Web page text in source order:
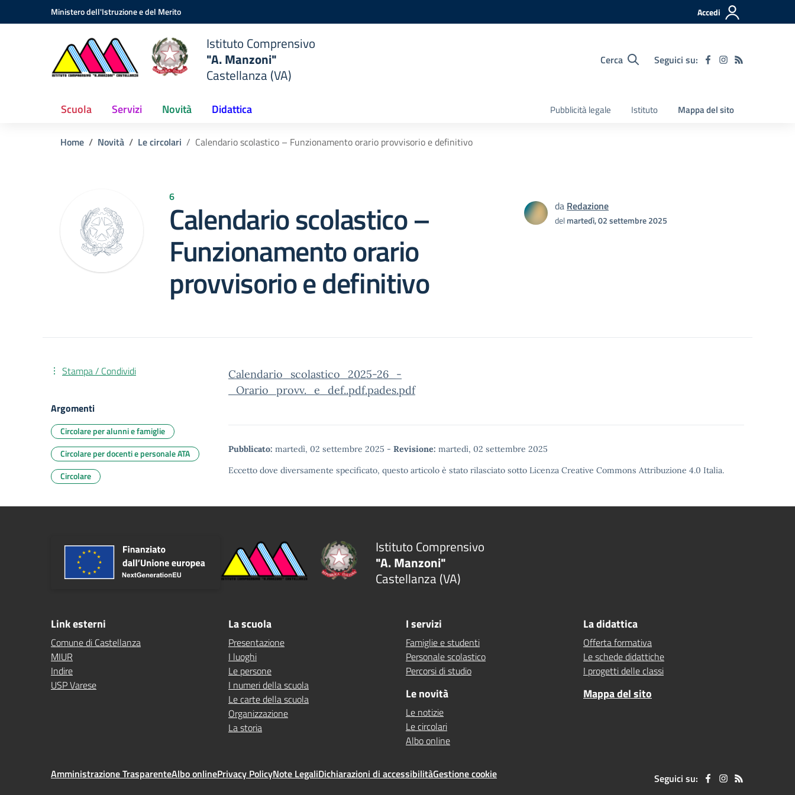
Vai ai contenuti
Vai al menu di navigazioneMinistero dell'Istruzione e del Merito Accedi
Istituto Comprensivo
"A. Manzoni"
Castellanza (VA)
Cerca Seguici su:
Scuola Servizi Novità Didattica Pubblicità legale Istituto Mappa del sito
Home Novità Le circolari Calendario scolastico – Funzionamento orario provvisorio e definitivo
6
Calendario scolastico –
Funzionamento orario
provvisorio e definitivo
da Redazione
delmartedì, 02 settembre 2025
Calendario_scolastico_2025-26_-
_Orario_provv._e_def..pdf.pades.pdf
Pubblicato: martedì, 02 settembre 2025 - Revisione: martedì, 02 settembre 2025
Eccetto dove diversamente specificato, questo articolo è stato rilasciato sotto Licenza Creative Commons Attribuzione 4.0 Italia.
Stampa / Condividi
Argomenti
Circolare per alunni e famiglie
Circolare per docenti e personale ATA
Circolare
Istituto Comprensivo
"A. Manzoni"
Castellanza (VA)
Link esterni
Comune di Castellanza
MIUR
Indire
USP Varese
La scuola
Presentazione
I luoghi
Le persone
I numeri della scuola
Le carte della scuola
Organizzazione
La storia
I servizi
Famiglie e studenti
Personale scolastico
Percorsi di studio
Le novità
Le notizie
Le circolari
Albo online
La didattica
Offerta formativa
Le schede didattiche
I progetti delle classi
Mappa del sito
Amministrazione TrasparenteAlbo onlinePrivacy PolicyNote LegaliDichiarazioni di accessibilitàGestione cookie Seguici su: